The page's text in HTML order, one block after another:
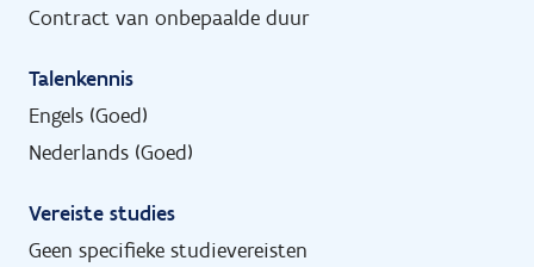
Contract van onbepaalde duur
Talenkennis
Engels (Goed)
Nederlands (Goed)
Vereiste studies
Geen specifieke studievereisten